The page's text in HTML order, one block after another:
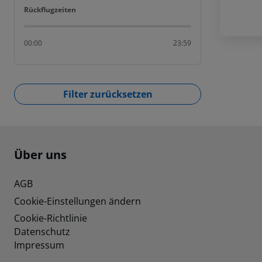
Rückflugzeiten
Rückflugzeiten
00:00 23:59
Filter zurücksetzen
Footer navigation
Über uns
AGB
Cookie-Einstellungen ändern
Cookie-Richtlinie
Datenschutz
Impressum